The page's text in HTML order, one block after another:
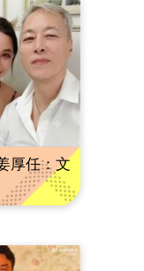
厚任：文